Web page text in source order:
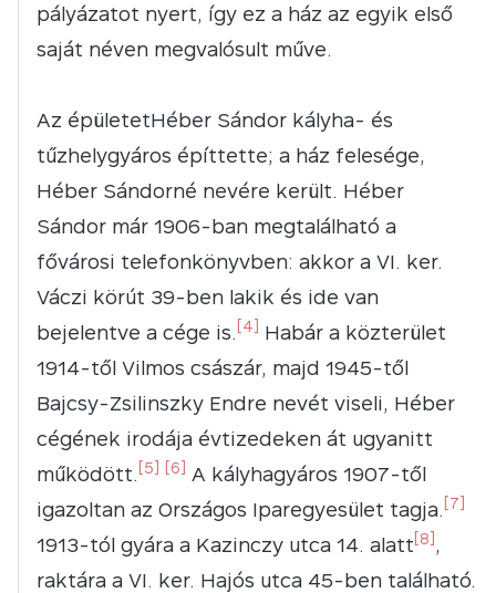
pályázatot nyert, így ez a ház az egyik első
saját néven megvalósult műve.
Az épületetHéber Sándor kályha- és
tűzhelygyáros építtette; a ház felesége,
Héber Sándorné nevére került. Héber
Sándor már 1906-ban megtalálható a
fővárosi telefonkönyvben: akkor a VI. ker.
Váczi körút 39-ben lakik és ide van
bejelentve a cége is. [4]
Habár a közterület
1914-től Vilmos császár, majd 1945-től
Bajcsy-Zsilinszky Endre nevét viseli, Héber
cégének irodája évtizedeken át ugyanitt
működött. [5] [6]
A kályhagyáros 1907-től
igazoltan az Országos Iparegyesület tagja. [7]
1913-tól gyára a Kazinczy utca 14. alatt [8] ,
raktára a VI. ker. Hajós utca 45-ben található.